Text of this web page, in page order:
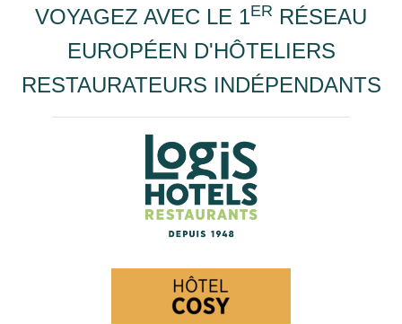
VOYAGEZ AVEC LE 1ER RÉSEAU
EUROPÉEN D'HÔTELIERS
RESTAURATEURS INDÉPENDANTS